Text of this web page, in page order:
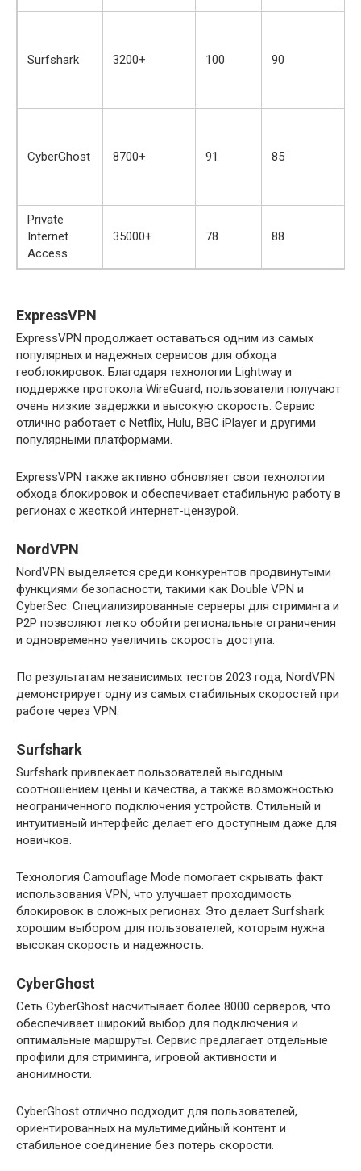
Surfshark 3200+ 100 90
CyberGhost 8700+ 91 85
Private
Internet
Access
35000+ 78 88
ExpressVPN
ExpressVPN продолжает оставаться одним из самых
популярных и надежных сервисов для обхода
геоблокировок. Благодаря технологии Lightway и
поддержке протокола WireGuard, пользователи получают
очень низкие задержки и высокую скорость. Сервис
отлично работает с Netflix, Hulu, BBC iPlayer и другими
популярными платформами.
ExpressVPN также активно обновляет свои технологии
обхода блокировок и обеспечивает стабильную работу в
регионах с жесткой интернет-цензурой.
NordVPN
NordVPN выделяется среди конкурентов продвинутыми
функциями безопасности, такими как Double VPN и
CyberSec. Специализированные серверы для стриминга и
P2P позволяют легко обойти региональные ограничения
и одновременно увеличить скорость доступа.
По результатам независимых тестов 2023 года, NordVPN
демонстрирует одну из самых стабильных скоростей при
работе через VPN.
Surfshark
Surfshark привлекает пользователей выгодным
соотношением цены и качества, а также возможностью
неограниченного подключения устройств. Стильный и
интуитивный интерфейс делает его доступным даже для
новичков.
Технология Camouflage Mode помогает скрывать факт
использования VPN, что улучшает проходимость
блокировок в сложных регионах. Это делает Surfshark
хорошим выбором для пользователей, которым нужна
высокая скорость и надежность.
CyberGhost
Сеть CyberGhost насчитывает более 8000 серверов, что
обеспечивает широкий выбор для подключения и
оптимальные маршруты. Сервис предлагает отдельные
профили для стриминга, игровой активности и
анонимности.
CyberGhost отлично подходит для пользователей,
ориентированных на мультимедийный контент и
стабильное соединение без потерь скорости.